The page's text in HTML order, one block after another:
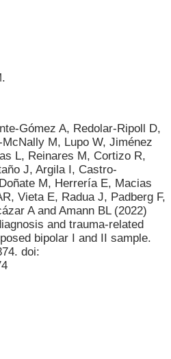
Gómez A, Redolar-Ripoll D,
M, Lupo W, Jiménez
L, Reinares M, Cortizo R,
J, Argila I, Castro-
M, Herrería E, Macias
Vieta E, Radua J, Padberg F,
A and Amann BL (2022)
and trauma-related
bipolar I and II sample.
doi: